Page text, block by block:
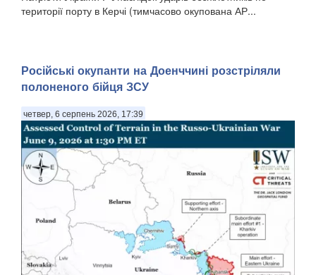
території порту в Керчі (тимчасово окупована АР...
Російські окупанти на Доенччині розстріляли
полоненого бійця ЗСУ
четвер, 6 серпень 2026, 17:39